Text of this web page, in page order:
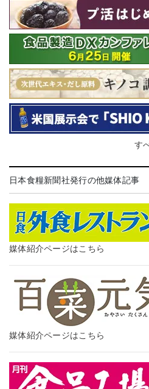
す
日本食糧新聞社発行の他媒体記事
媒体紹介ページはこちら
媒体紹介ページはこちら